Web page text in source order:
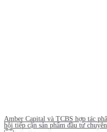
Amber Capital và TCBS hợp tác
hội tiếp cận sản phẩm đầu tư